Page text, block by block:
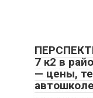
7 к2 в
— цены,